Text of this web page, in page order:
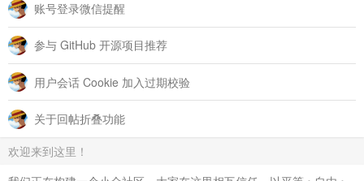
账号登录微信提醒
参与 GitHub 开源项目推荐
用户会话 Cookie 加入过期校验
关于回帖折叠功能
欢迎来到这里！